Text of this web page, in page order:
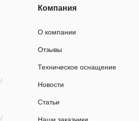
/
/
Компания
О компании
Отзывы
Техническое оснащение
Новости
Статьи